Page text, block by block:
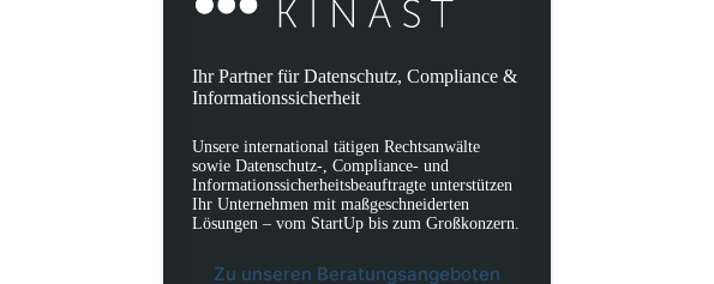
Ihr Partner für Datenschutz, Compliance &
Informationssicherheit
Unsere international tätigen Rechtsanwälte
sowie Datenschutz-, Compliance- und
Informationssicherheitsbeauftragte unterstützen
Ihr Unternehmen mit maßgeschneiderten
Lösungen – vom StartUp bis zum Großkonzern.
Zu unseren Beratungsangeboten